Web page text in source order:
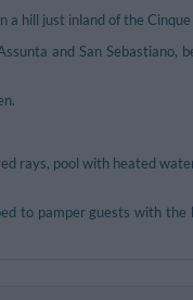
hill just inland of the
and San Sebastiano,
rays, pool with heated
to pamper guests with